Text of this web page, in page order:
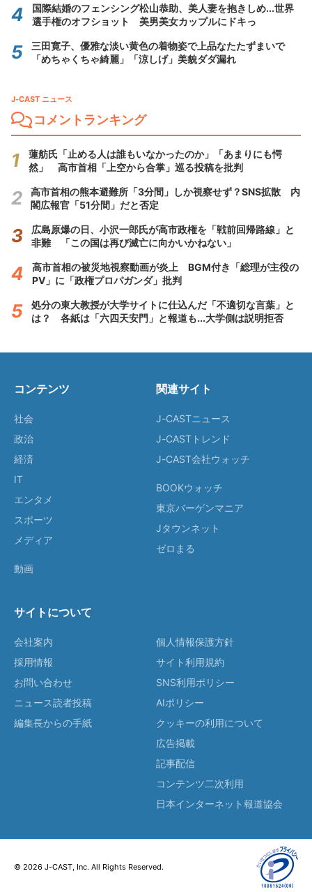
国際結婚のフェンシング松山恭助、美人妻を抱きしめ...世界
選手権のオフショット 美男美女カップルにドキっ
三田寛子、優雅な淡い黄色の着物姿で上品なたたずまいで
「めちゃくちゃ綺麗」「涼しげ」美貌ダダ漏れ
J-CAST ニュース
コメントランキング
蓮舫氏「止める人は誰もいなかったのか」「あまりにも愕
然」 高市首相「上空から合掌」巡る投稿を批判
高市首相の熊本避難所「3分間」しか視察せず？SNS拡散 内
閣広報官「51分間」だと否定
広島原爆の日、小沢一郎氏が高市政権を「戦前回帰路線」と
非難 「この国は再び滅亡に向かいかねない」
高市首相の被災地視察動画が炎上 BGM付き「総理が主役の
PV」に「政権プロパガンダ」批判
処分の東大教授が大学サイトに仕込んだ「不適切な言葉」と
は？ 各紙は「六四天安門」と報道も...大学側は説明拒否
コンテンツ
社会
政治
経済
IT
エンタメ
スポーツ
メディア
動画
関連サイト
J-CASTニュース
J-CASTトレンド
J-CAST会社ウォッチ
BOOKウォッチ
東京バーゲンマニア
Jタウンネット
ゼロまる
サイトについて
会社案内
採用情報
お問い合わせ
ニュース読者投稿
編集長からの手紙
個人情報保護方針
サイト利用規約
SNS利用ポリシー
AIポリシー
クッキーの利用について
広告掲載
記事配信
コンテンツ二次利用
日本インターネット報道協会
© 2026 J-CAST, Inc. All Rights Reserved.